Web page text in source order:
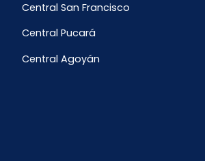
Central San Francisco
Central Pucará
Central Agoyán